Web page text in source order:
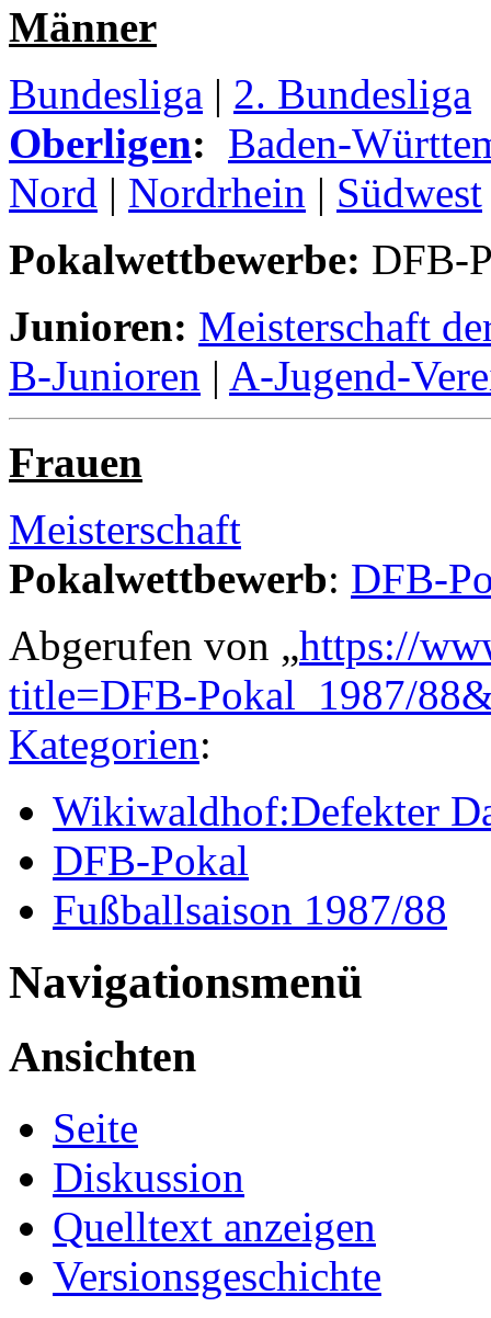
Männer
Bundesliga | 2. Bundesliga
Oberligen: Baden-
Nord | Nordrhein | Südwest
Pokalwettbewerbe: DFB-
Junioren: Meisterschaft
B-Junioren | A-Jugend-
Frauen
Meisterschaft
Pokalwettbewerb: DFB-
Abgerufen von „https://
title=DFB-Pokal_1987/
Kategorien:
Wikiwaldhof:Defekter
DFB-Pokal
Fußballsaison 1987/88
Navigationsmenü
Ansichten
Seite
Diskussion
Quelltext anzeigen
Versionsgeschichte